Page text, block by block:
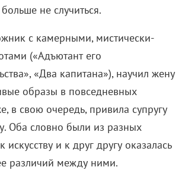
не случиться.
с камерными, мистически-
(«Адъютант его
«Два капитана»), научил жену
образы в повседневных
в свою очередь, привила супругу
Оба словно были из разных
искусству и к друг другу оказалась
различий между ними.